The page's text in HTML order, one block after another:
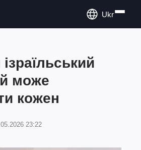
Ukr
може
кожен
23:22